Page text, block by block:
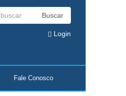
Buscar
Login
Fale Conosco